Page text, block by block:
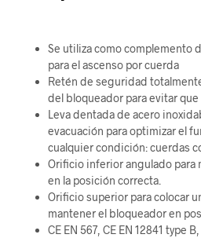
Se utiliza como complemento
para el ascenso por cuerda
Retén de seguridad
del bloqueador para evitar que
Leva dentada de acero
evacuación para optimizar el
cualquier condición: cuerdas
Orificio inferior angulado para
en la posición correcta.
Orificio superior para colocar
mantener el bloqueador en
CE EN 567, CE EN 12841 type